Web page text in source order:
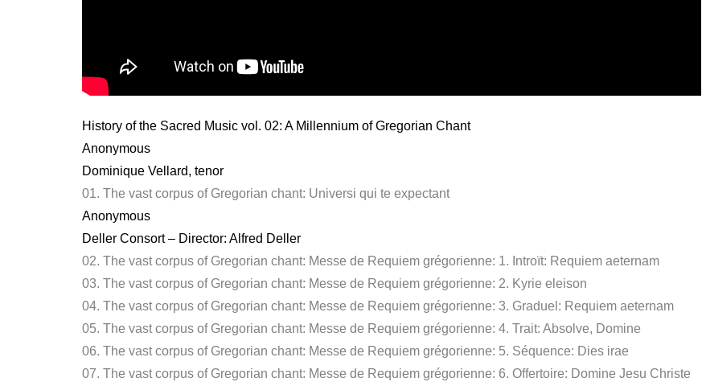
History of the Sacred Music vol. 02: A Millennium of Gregorian Chant
Anonymous
Dominique Vellard, tenor
01. The vast corpus of Gregorian chant: Universi qui te expectant
Anonymous
Deller Consort – Director: Alfred Deller
02. The vast corpus of Gregorian chant: Messe de Requiem grégorienne: 1. Introït: Requiem aeternam
03. The vast corpus of Gregorian chant: Messe de Requiem grégorienne: 2. Kyrie eleison
04. The vast corpus of Gregorian chant: Messe de Requiem grégorienne: 3. Graduel: Requiem aeternam
05. The vast corpus of Gregorian chant: Messe de Requiem grégorienne: 4. Trait: Absolve, Domine
06. The vast corpus of Gregorian chant: Messe de Requiem grégorienne: 5. Séquence: Dies irae
07. The vast corpus of Gregorian chant: Messe de Requiem grégorienne: 6. Offertoire: Domine Jesu Christe